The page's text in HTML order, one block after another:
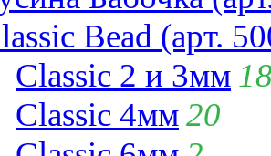
Bead (арт.
Classic 2 и 3мм
Classic 4мм20